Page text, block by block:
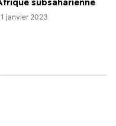
subsaharienne
janvier 2023